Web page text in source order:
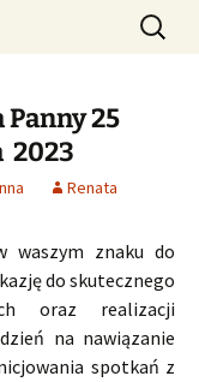
i
astrologiczne
Szukaj:
25
2023
Renata
waszym znaku do
do skutecznego
oraz realizacji
na nawiązanie
spotkań z